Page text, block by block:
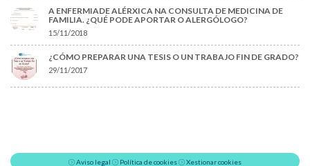
A ENFERMIADE ALÉRXICA NA CONSULTA DE MEDICINA DE
FAMILIA. ¿QUÉ PODE APORTAR O ALERGÓLOGO?
15/11/2018
¿CÓMO PREPARAR UNA TESIS O UN TRABAJO FIN DE GRADO?
29/11/2017
Aviso legal Política de cookies Xestionar cookies